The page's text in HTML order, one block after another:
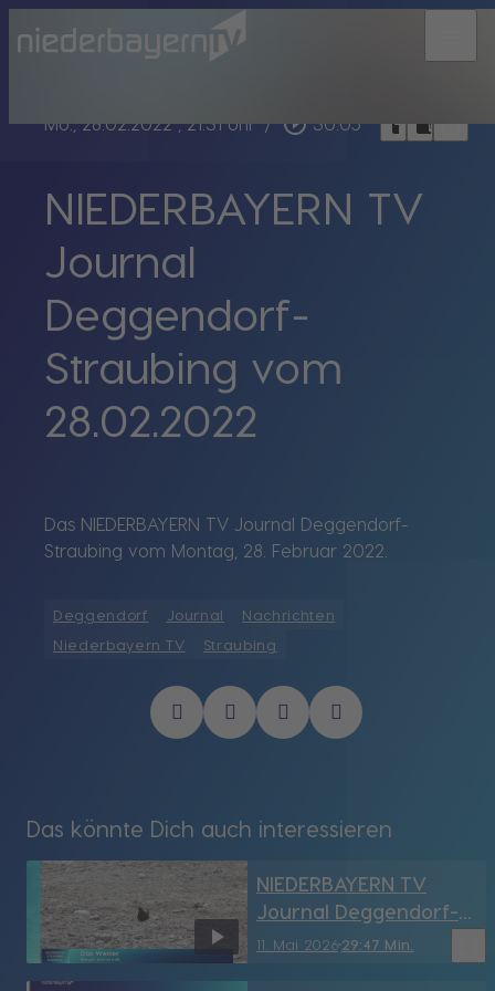
Mo., 28.02.2022, 21:31 Uhr / play_circle_outline 30:05 headphoneschrome_reader_modebookmark_border
NIEDERBAYERN TV
Journal
Deggendorf-
Straubing vom
28.02.2022
Das NIEDERBAYERN TV Journal Deggendorf-
Straubing vom Montag, 28. Februar 2022.
Deggendorf Journal
Nachrichten
Niederbayern TV
Straubing
Das könnte Dich auch interessieren
11. Mai 202629:47 Min.
NIEDERBAYERN TV
Journal Deggendorf-
Straubing vom